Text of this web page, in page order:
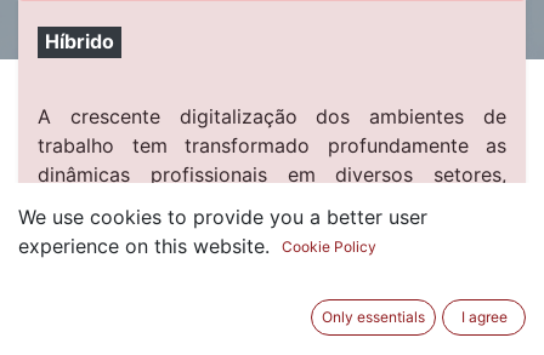
Híbrido
A crescente digitalização dos ambientes de
trabalho tem transformado profundamente as
dinâmicas profissionais em diversos setores,
tecnologias, como sistemas de gestão digital,
inteligência artificial e trabalho remoto, trouxe
mas também introduziu novos desafios em termos
We use cookies to provide you a better user
experience on this website.
Cookie Policy
Only essentials I agree